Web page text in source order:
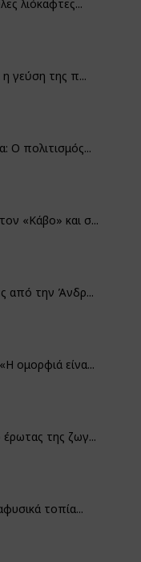
λιόκαφτες...
η γεύση της π...
Ο πολιτισμός...
«Κάβο» και σ...
από την Άνδρ...
ομορφιά είνα...
της ζωγ...
τοπία...